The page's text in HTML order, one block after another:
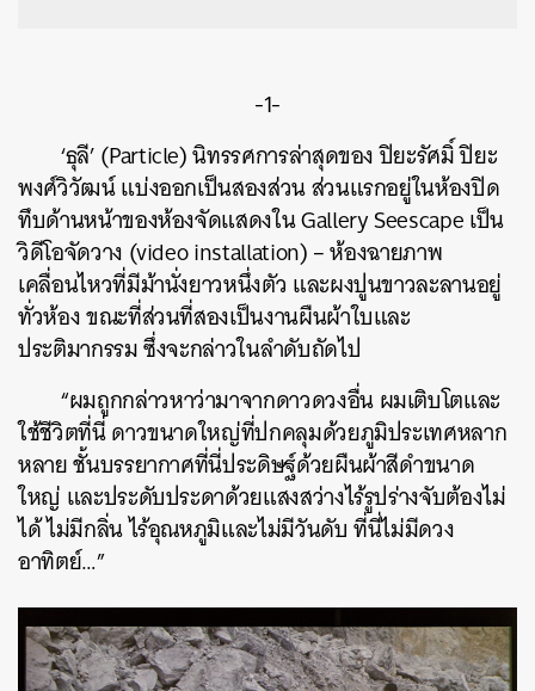
-1-
‘ธุลี’ (Particle) นิทรรศการล่าสุดของ ปิยะรัศมิ์ ปิยะ
พงศ์วิวัฒน์ แบ่งออกเป็นสองส่วน ส่วนแรกอยู่ในห้องปิด
ทึบด้านหน้าของห้องจัดแสดงใน Gallery Seescape เป็น
วิดีโอจัดวาง (video installation) – ห้องฉายภาพ
เคลื่อนไหวที่มีม้านั่งยาวหนึ่งตัว และผงปูนขาวละลานอยู่
ทั่วห้อง ขณะที่ส่วนที่สองเป็นงานผืนผ้าใบและ
ประติมากรรม ซึ่งจะกล่าวในลำดับถัดไป
“ผมถูกกล่าวหาว่ามาจากดาวดวงอื่น ผมเติบโตและ
ใช้ชีวิตที่นี่ ดาวขนาดใหญ่ที่ปกคลุมด้วยภูมิประเทศหลาก
หลาย ชั้นบรรยากาศที่นี่ประดิษฐ์ด้วยผืนผ้าสีดำขนาด
ใหญ่ และประดับประดาด้วยแสงสว่างไร้รูปร่างจับต้องไม่
ได้ ไม่มีกลิ่น ไร้อุณหภูมิและไม่มีวันดับ ที่นี่ไม่มีดวง
อาทิตย์…”